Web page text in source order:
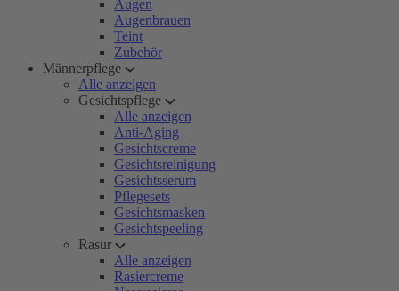
Augen
Augenbrauen
Teint
Zubehör
Männerpflege
Alle anzeigen
Gesichtspflege
Alle anzeigen
Anti-Aging
Gesichtscreme
Gesichtsreinigung
Gesichtsserum
Pflegesets
Gesichtsmasken
Gesichtspeeling
Rasur
Alle anzeigen
Rasiercreme